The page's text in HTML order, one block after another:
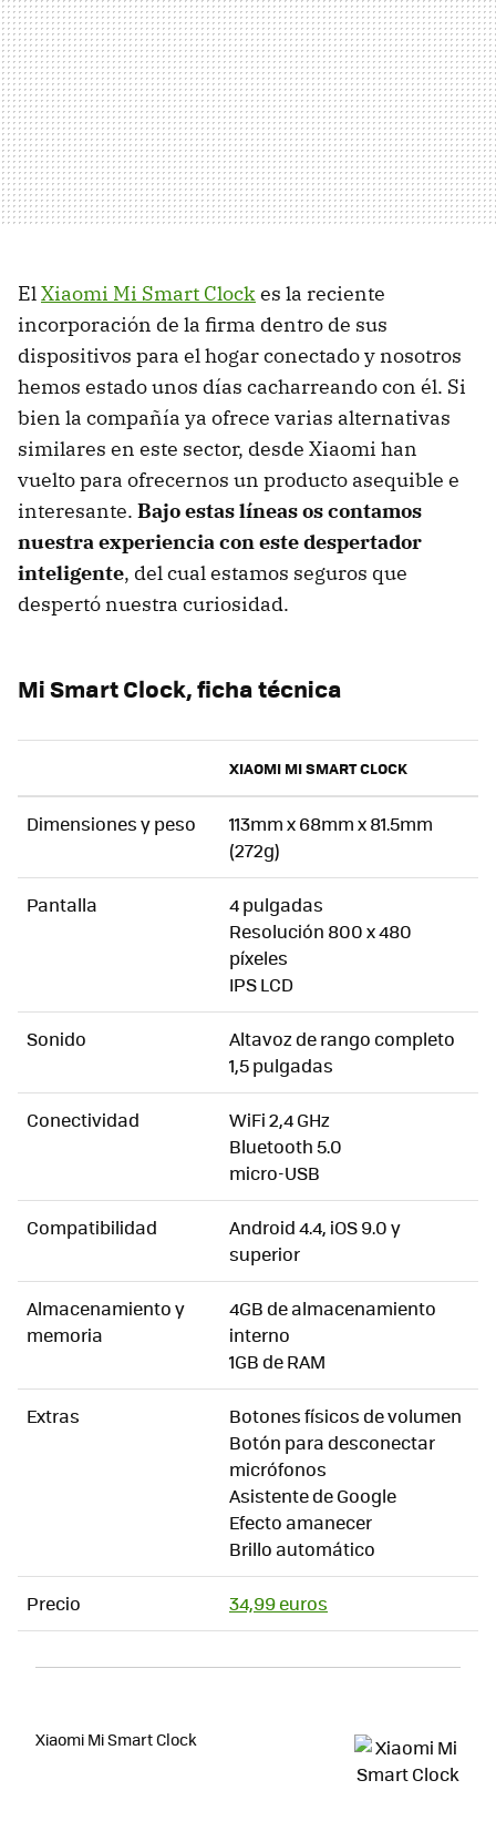
ElXiaomi Mi Smart Clockes la reciente
incorporación de la firma dentro de sus
dispositivos para el hogar conectado y nosotros
hemos estado unos días cacharreando con él. Si
bien la compañía ya ofrece varias alternativas
similares en este sector, desde Xiaomi han
vuelto para ofrecernos un producto asequible e
interesante. Bajo estas líneas os contamos
nuestra experiencia con este despertador
inteligente, del cual estamos seguros que
despertó nuestra curiosidad.
Mi Smart Clock, ficha técnica
XIAOMI MI SMART CLOCK
Dimensiones y peso
113mm x 68mm x 81.5mm
(272g)
Pantalla
4 pulgadas
Resolución 800 x 480
píxeles
IPS LCD
Sonido
Altavoz de rango completo
1,5 pulgadas
Conectividad
WiFi 2,4 GHz
Bluetooth 5.0
micro-USB
Compatibilidad
Android 4.4, iOS 9.0 y
superior
Almacenamiento y
memoria
4GB de almacenamiento
interno
1GB de RAM
Extras
Botones físicos de volumen
Botón para desconectar
micrófonos
Asistente de Google
Efecto amanecer
Brillo automático
Precio 34,99 euros
Xiaomi Mi Smart Clock